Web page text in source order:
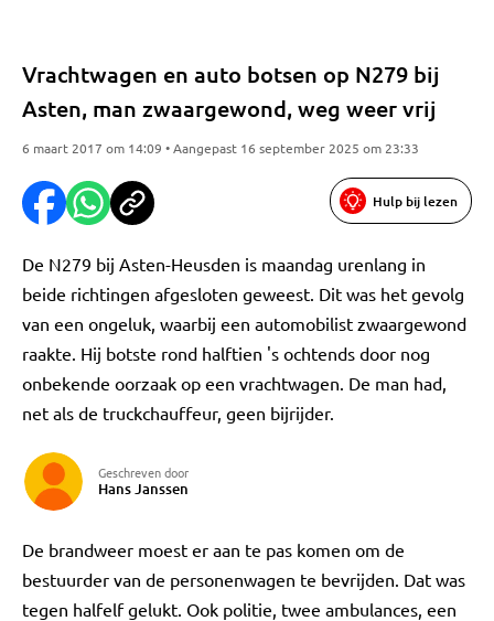
Vrachtwagen en auto botsen op N279 bij
Asten, man zwaargewond, weg weer vrij
6 maart 2017 om 14:09 • Aangepast 16 september 2025 om 23:33
Hulp bij lezen
De N279 bij Asten-Heusden is maandag urenlang in
beide richtingen afgesloten geweest. Dit was het gevolg
van een ongeluk, waarbij een automobilist zwaargewond
raakte. Hij botste rond halftien 's ochtends door nog
onbekende oorzaak op een vrachtwagen. De man had,
net als de truckchauffeur, geen bijrijder.
Geschreven door
Hans Janssen
De brandweer moest er aan te pas komen om de
bestuurder van de personenwagen te bevrijden. Dat was
tegen halfelf gelukt. Ook politie, twee ambulances, een